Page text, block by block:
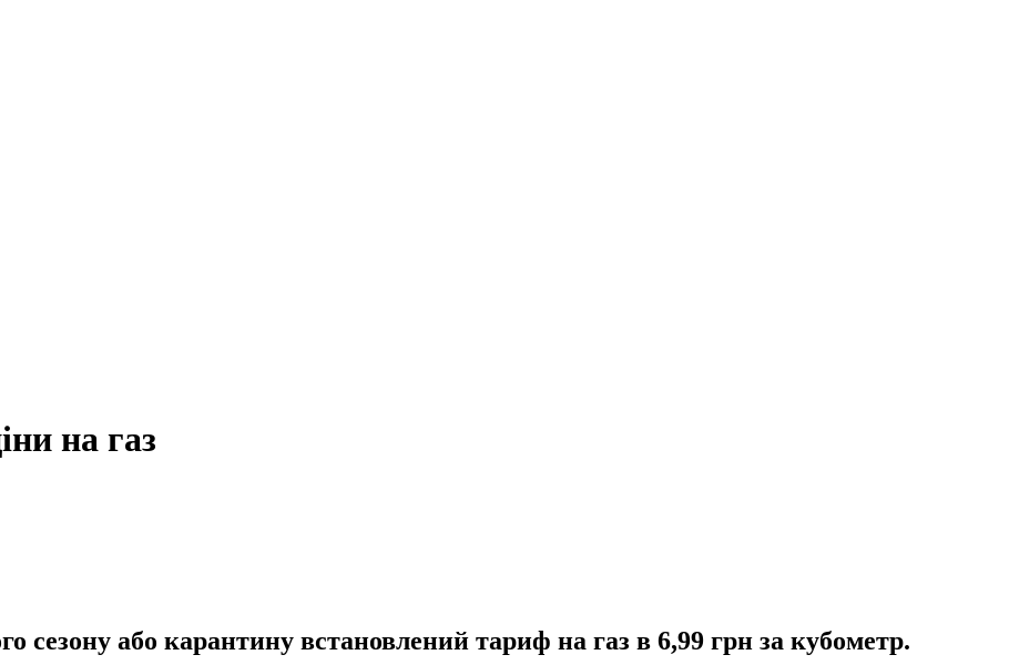
на газ
сезону або карантину встановлений тариф на газ в 6,99 грн за кубометр.